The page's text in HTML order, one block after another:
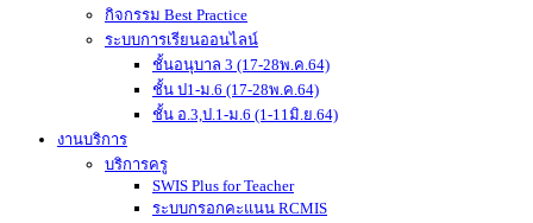
กิจกรรม Best Practice
ระบบการเรียนออนไลน์
ชั้นอนุบาล 3 (17-28พ.ค.64)
ชั้น ป1-ม.6 (17-28พ.ค.64)
ชั้น อ.3,ป.1-ม.6 (1-11มิ.ย.64)
งานบริการ
บริการครู
SWIS Plus for Teacher
ระบบกรอกคะแนน RCMIS